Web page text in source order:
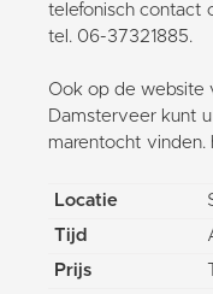
telefonisch contact
tel. 06-37321885.
Ook op de website
Damsterveer kunt
marentocht vinden.
Locatie
Tijd
Prijs